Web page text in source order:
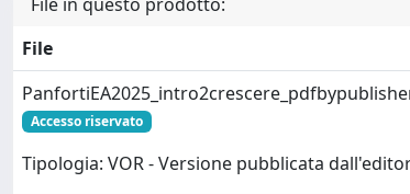
File
Accesso riservato
Tipologia: VOR - Versione pubblicata